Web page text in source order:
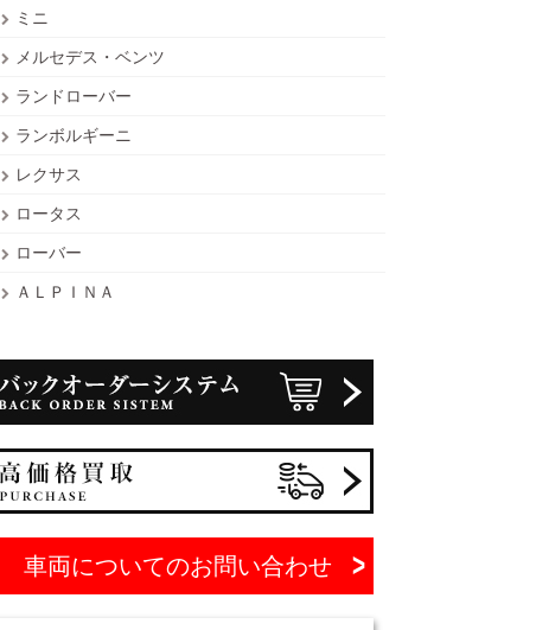
ミニ
メルセデス・ベンツ
ランドローバー
ランボルギーニ
レクサス
ロータス
ローバー
ＡＬＰＩＮＡ
車両についてのお問い合わせ